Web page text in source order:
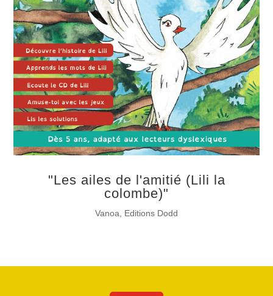
"Les ailes de l'amitié (Lili la
colombe)"
Vanoa, Editions Dodd